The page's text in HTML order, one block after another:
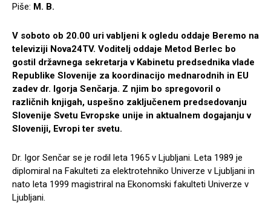
Piše: M. B.
V soboto ob 20.00 uri vabljeni k ogledu oddaje Beremo na
televiziji Nova24TV. Voditelj oddaje Metod Berlec bo
gostil državnega sekretarja v Kabinetu predsednika vlade
Republike Slovenije za koordinacijo mednarodnih in EU
zadev dr. Igorja Senčarja. Z njim bo spregovoril o
različnih knjigah, uspešno zaključenem predsedovanju
Slovenije Svetu Evropske unije in aktualnem dogajanju v
Sloveniji, Evropi ter svetu.
Dr. Igor Senčar se je rodil leta 1965 v Ljubljani. Leta 1989 je
diplomiral na Fakulteti za elektrotehniko Univerze v Ljubljani in
nato leta 1999 magistriral na Ekonomski fakulteti Univerze v
Ljubljani.